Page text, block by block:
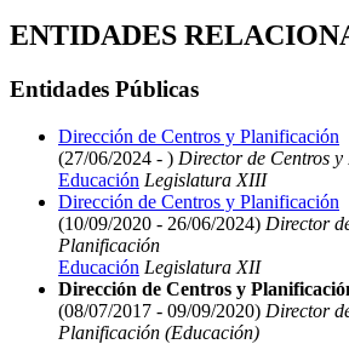
ENTIDADES
Entidades Públicas
Dirección de Centros y Planificación
(27/06/2024 - ) Director de Centros
Educación Legislatura XIII
Dirección de Centros y Planificación
(10/09/2020 - 26/06/2024) Director
Planificación
Educación Legislatura XII
Dirección de Centros y
(08/07/2017 - 09/09/2020) Director
Planificación (Educación)